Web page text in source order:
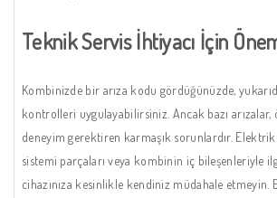
Teknik Servis İhtiyacı İçin
Kombinizde bir arıza kodu gördüğünüzde,
kontrolleri uygulayabilirsiniz. Ancak bazı arızalar,
deneyim gerektiren karmaşık sorunlardır.
sistemi parçaları veya kombinin iç bileşenleriyle
cihazınıza kesinlikle kendiniz müdahale etmeyin.